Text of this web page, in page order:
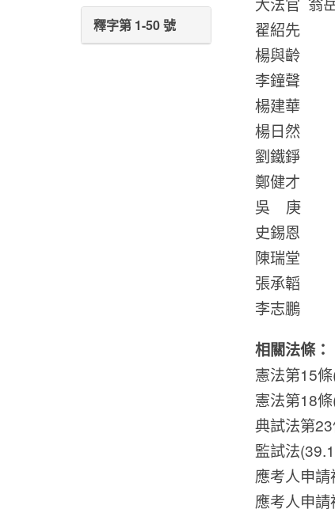
翟紹先
楊與齡
李鐘聲
楊建華
楊日然
劉鐵錚
鄭健才
吳 庚
史錫恩
陳瑞堂
張承韜
李志鵬
相關法條：
憲法第15
憲法第18
典試法第
監試法
應考人申
應考人申
釋字第 1-50 號